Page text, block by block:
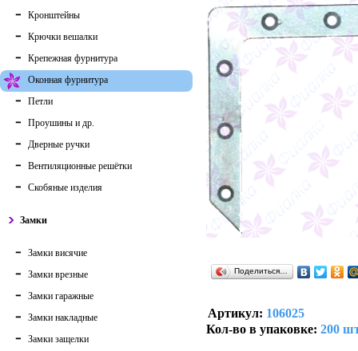
Кронштейны
Крючки вешалки
Крепежная фурнитура
Оконная фурнитура
Петли
Проушины и др.
Дверные ручки
Вентиляционные решётки
Скобяные изделия
Замки
Замки висячие
Замки врезные
Замки гаражные
Замки накладные
Замки защелки
Поделиться…
Артикул: 106025
Кол-во в упаковке: 200